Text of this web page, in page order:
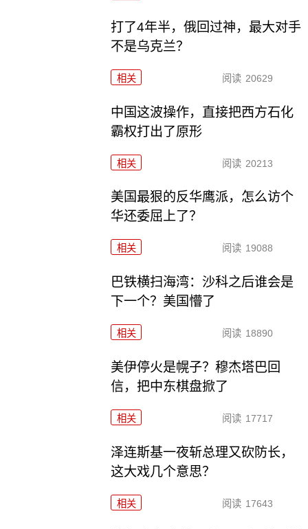
打了4年半，俄回过神，最大对手
不是乌克兰？
相关 阅读 20629
中国这波操作，直接把西方石化
霸权打出了原形
相关 阅读 20213
美国最狠的反华鹰派，怎么访个
华还委屈上了？
相关 阅读 19088
巴铁横扫海湾：沙科之后谁会是
下一个？美国懵了
相关 阅读 18890
美伊停火是幌子？穆杰塔巴回
信，把中东棋盘掀了
相关 阅读 17717
泽连斯基一夜斩总理又砍防长，
这大戏几个意思？
相关 阅读 17643